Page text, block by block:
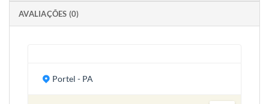
AVALIAÇÕES (0)
Portel - PA